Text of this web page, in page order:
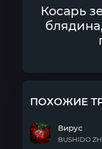
Косарь
ПОХОЖИЕ
Вирус